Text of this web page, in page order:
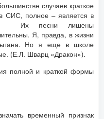
случаев краткое
СИС, полное – является в
Их песни лишены
Я, правда, в жизни
Но я еще в школе
(Е.Л. Шварц «Дракон»).
полной и краткой формы
временный признак